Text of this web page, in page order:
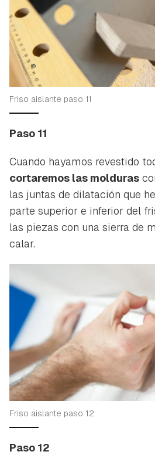
Friso aislante paso 11
Paso 11
Cuando hayamos revestido
cortaremos las molduras
las juntas de dilatación que
parte superior e inferior del
las piezas con una sierra de
calar.
Friso aislante paso 12
Paso 12